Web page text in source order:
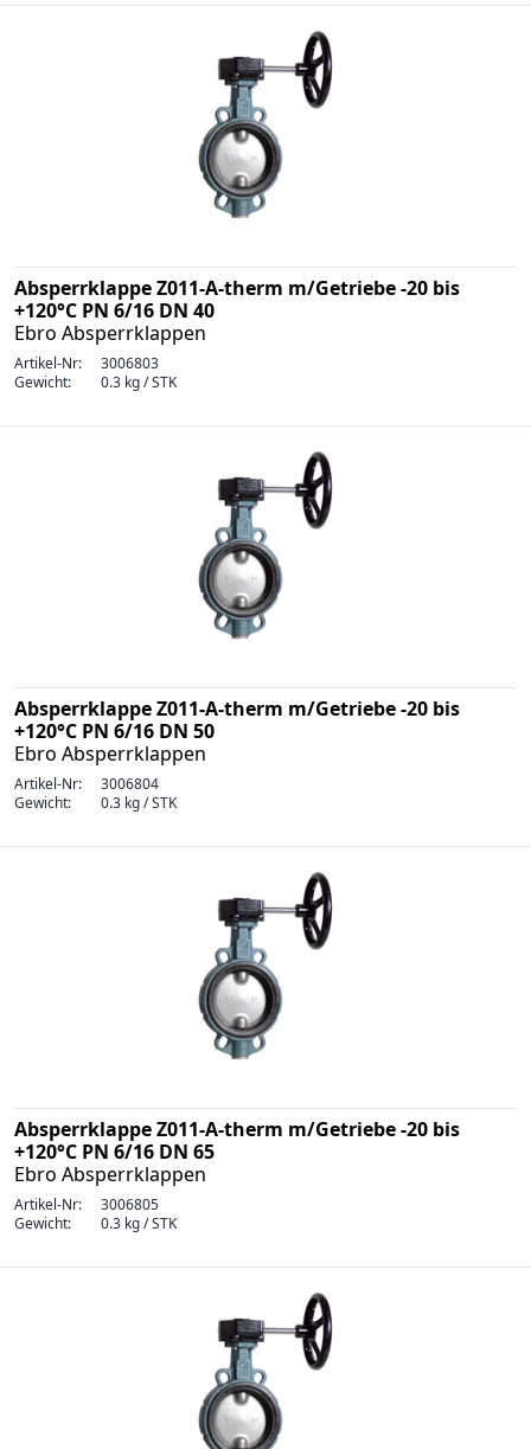
Absperrklappe Z011-A-therm m/Getriebe -20 bis
+120°C PN 6/16 DN 40
Ebro Absperrklappen
Artikel-Nr:
3006803
Gewicht:
0.3 kg / STK
Absperrklappe Z011-A-therm m/Getriebe -20 bis
+120°C PN 6/16 DN 50
Ebro Absperrklappen
Artikel-Nr:
3006804
Gewicht:
0.3 kg / STK
Absperrklappe Z011-A-therm m/Getriebe -20 bis
+120°C PN 6/16 DN 65
Ebro Absperrklappen
Artikel-Nr:
3006805
Gewicht:
0.3 kg / STK